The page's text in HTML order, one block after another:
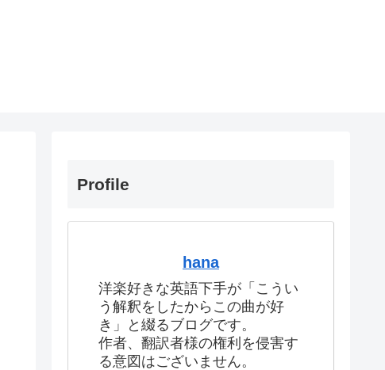
Profile
hana
洋楽好きな英語下手が「こうい
う解釈をしたからこの曲が好
き」と綴るブログです。
作者、翻訳者様の権利を侵害す
る意図はございません。